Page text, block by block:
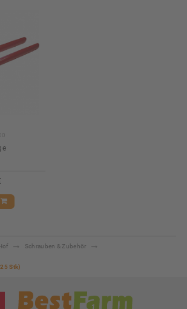
Schrauben & Zubehör
Stk)